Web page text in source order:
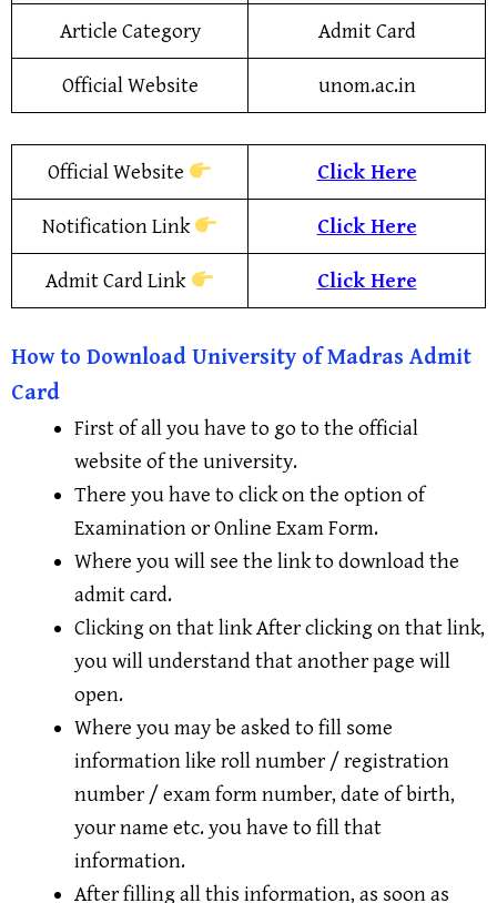
Article Category Admit Card
Official Website unom.ac.in
Official Website Click Here
Notification Link Click Here
Admit Card Link Click Here
How to Download University of Madras Admit
Card
First of all you have to go to the official
website of the university.
There you have to click on the option of
Examination or Online Exam Form.
Where you will see the link to download the
admit card.
Clicking on that link After clicking on that link,
you will understand that another page will
open.
Where you may be asked to fill some
information like roll number / registration
number / exam form number, date of birth,
your name etc. you have to fill that
information.
After filling all this information, as soon as